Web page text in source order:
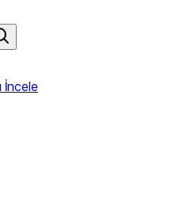
İncele